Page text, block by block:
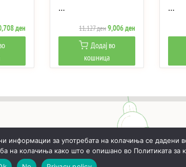
ден.
ден
price
…
11,127денOriginal
price
was:
11,127 ден.
9,006ден
price
Додај во
кошница
…
ПРОЕКТИ ЗА НАС КОНТАКТИ
за употребата на колачиња се дадени
на колачиња како што е опишано во Политиката за